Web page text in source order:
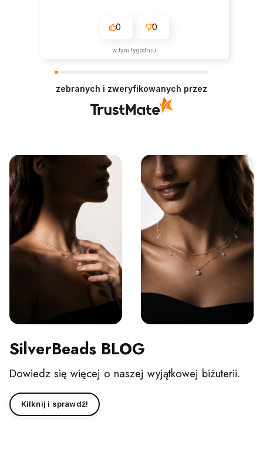
0 0
w tym tygodniu
zebranych i zweryfikowanych przez
SilverBeads BLOG
Dowiedz się więcej o naszej wyjątkowej biżuterii.
Kilknij i sprawdź!